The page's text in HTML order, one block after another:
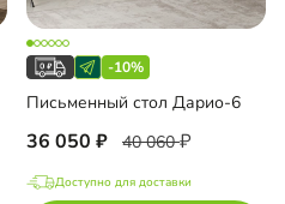
-10%
Письменный стол Дарио-6
36 050 40 060
Доступно для доставки